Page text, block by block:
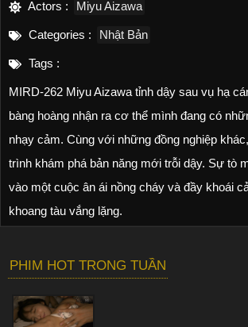
Actors : Miyu Aizawa
Categories : Nhật Bản
Tags :
MIRD-262 Miyu Aizawa tỉnh dậy sau vụ hạ
bàng hoàng nhận ra cơ thể mình đang có
nhạy cảm. Cùng với những đồng nghiệp
trình khám phá bản năng mới trỗi dậy. Sự tò
vào một cuộc ân ái nồng cháy và đầy khoái
khoang tàu vắng lặng.
PHIM HOT TRONG TUẦN